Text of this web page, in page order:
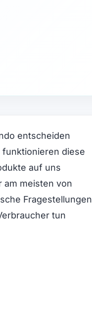
entscheiden
diese
auf uns
am meisten von
Fragestellungen
tun